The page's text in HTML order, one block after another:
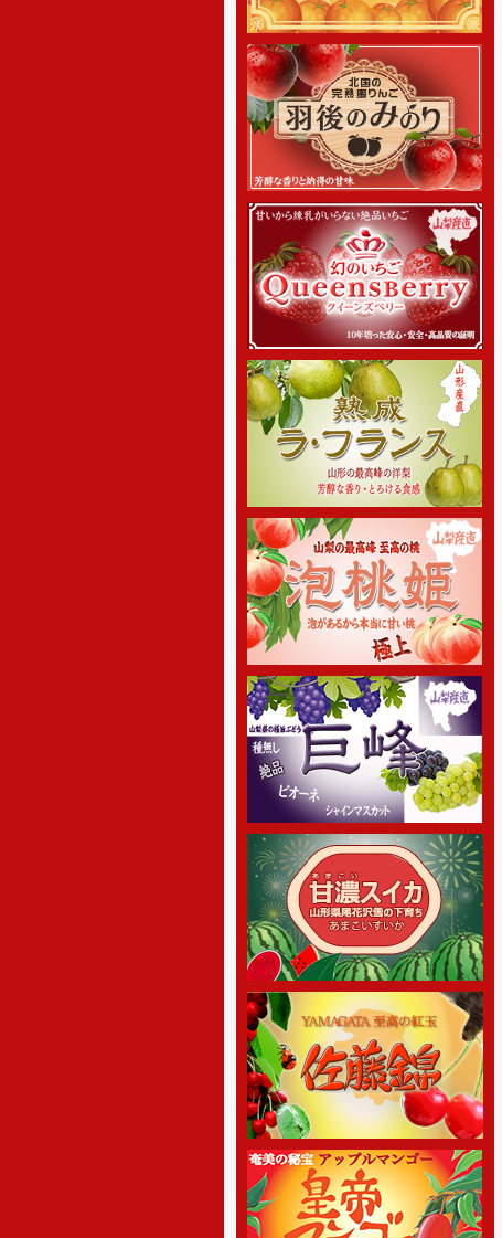
無農薬 いちご専門通販の予約販
売をスタートしました！8種類のク
ごを詰合せを山梨産地直送でご家
庭へお届け致します。
[2018年10月22日 ]
姉妹店-りんご専門通販、2018
年度の出荷をスタートしました！
絶品りんごを産地直送でご家庭へ
[2018年10月19日 ]
姉妹店-2018年度ラ・フランス
専門通販の予約販売をスタートし
ました。商品の発送は11月中旬頃
からを予定しております。お楽し
[2018年5月31日 ]
姉妹店-2018年度桃専門通販の
予約販売をスタートしました。商
品の発送は6月下旬頃からを予定し
ております。味重視の、泡のある
桃を産地直送でご家庭へお届け致
[2018年4月6日]
姉妹店-2018年度さくらんぼ専
門通販の予約販売をスタートしま
した。商品の発送は5月初旬頃から
を予定しております。お楽しみに
[2017年12月27日]
12月29日～1月4日を冬季休暇と
させて頂きます。 何卒ご理解の
程、お願い申し上げます。
[2017年4月1日 ]
姉妹店-さくらんぼ通販の2017
年度の受付を開始しました。絶品
さくらんぼ佐藤錦を5月初め頃から
産地直送でご家庭へお届け致しま
す。
[2017年4月1日]
姉妹店-パッションフルーツ紫極
玉の2017年度の予約販売の受付を
開始しました。商品の発送は6月中
旬頃からを予定しております。お
楽しみに
[2016年5月1日 ]
姉妹店-メロン専門通販の2016
年度の夏価格適応期間がスタート
しました。高級マスクメロンを低
価格にてご提供しています。是非
[2016年4月11日 ]
姉妹店-さくらんぼ通販の2016